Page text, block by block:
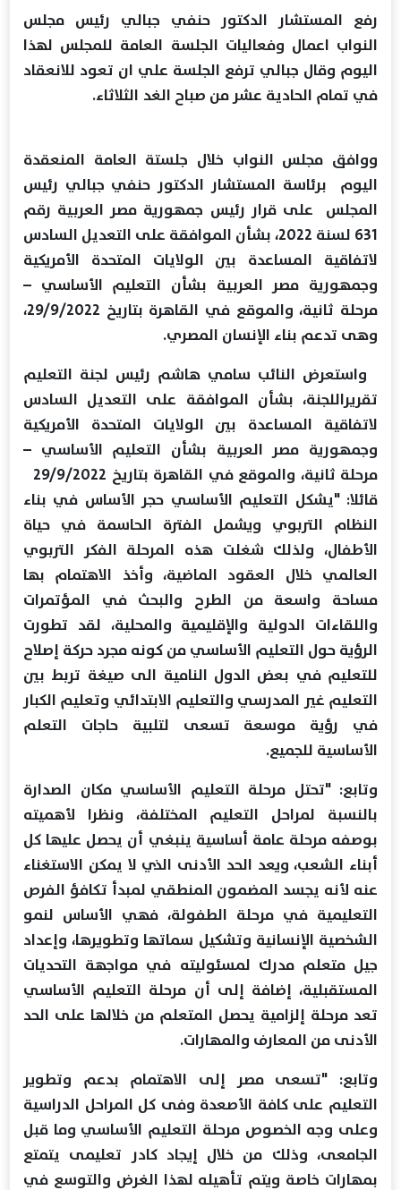
رفع المستشار الدكتور حنفي جبالي رئيس مجلس
النواب اعمال وفعاليات الجلسة العامة للمجلس لهذا
اليوم وقال جبالي ترفع الجلسة علي ان تعود للانعقاد
في تمام الحادية عشر من صباح الغد الثلاثاء.
ووافق مجلس النواب خلال جلستة العامة المنعقدة
اليوم برئاسة المستشار الدكتور حنفي جبالي رئيس
المجلس على قرار رئيس جمهورية مصر العربية رقم
631 لسنة 2022، بشأن الموافقة على التعديل السادس
لاتفاقية المساعدة بين الولايات المتحدة الأمريكية
وجمهورية مصر العربية بشأن التعليم الأساسي –
مرحلة ثانية، والموقع في القاهرة بتاريخ 29/9/2022،
وهى تدعم بناء الإنسان المصري.
واستعرض النائب سامي هاشم رئيس لجنة التعليم
تقريراللجنة، بشأن الموافقة على التعديل السادس
لاتفاقية المساعدة بين الولايات المتحدة الأمريكية
وجمهورية مصر العربية بشأن التعليم الأساسي –
قائلا: "يشكل التعليم الأساسي حجر الأساس في بناء
النظام التربوي ويشمل الفترة الحاسمة في حياة
الأطفال، ولذلك شغلت هذه المرحلة الفكر التربوي
العالمي خلال العقود الماضية، وأخذ الاهتمام بها
مساحة واسعة من الطرح والبحث في المؤتمرات
واللقاءات الدولية والإقليمية والمحلية، لقد تطورت
الرؤية حول التعليم الأساسي من كونه مجرد حركة إصلاح
للتعليم في بعض الدول النامية الى صيغة تربط بين
التعليم غير المدرسي والتعليم الابتدائي وتعليم الكبار
في رؤية موسعة تسعى لتلبية حاجات التعلم
الأساسية للجميع.
وتابع: "تحتل مرحلة التعليم الأساسي مكان الصدارة
بالنسبة لمراحل التعليم المختلفة، ونظرا لأهميته
بوصفه مرحلة عامة أساسية ينبغي أن يحصل عليها كل
أبناء الشعب، ويعد الحد الأدنى الذي لا يمكن الاستغناء
عنه لأنه يجسد المضمون المنطقي لمبدأ تكافؤ الفرص
التعليمية في مرحلة الطفولة، فهي الأساس لنمو
الشخصية الإنسانية وتشكيل سماتها وتطويرها، وإعداد
جيل متعلم مدرك لمسئوليته في مواجهة التحديات
المستقبلية، إضافة إلى أن مرحلة التعليم الأساسي
تعد مرحلة إلزامية يحصل المتعلم من خلالها على الحد
الأدنى من المعارف والمهارات.
وتابع: "تسعى مصر إلى الاهتمام بدعم وتطوير
التعليم على كافة الأصعدة وفى كل المراحل الدراسية
وعلى وجه الخصوص مرحلة التعليم الأساسي وما قبل
الجامعى، وذلك من خلال إيجاد كادر تعليمى يتمتع
بمهارات خاصة ويتم تأهيله لهذا الغرض والتوسع في